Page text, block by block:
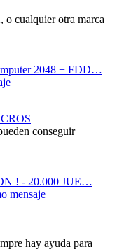
cualquier otra marca
2048 + FDD…
conseguir
! - 20.000 JUE…
mensaje
hay ayuda para